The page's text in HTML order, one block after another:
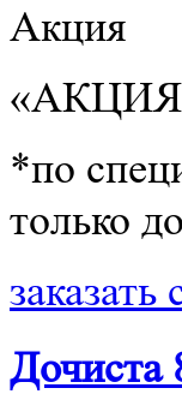
Акция
*по
только
заказать
Дочиста